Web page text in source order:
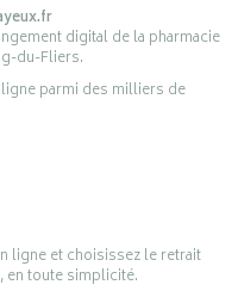
digital de la pharmacie
du-Fliers.
parmi des milliers de
ligne et choisissez le retrait
en toute simplicité.